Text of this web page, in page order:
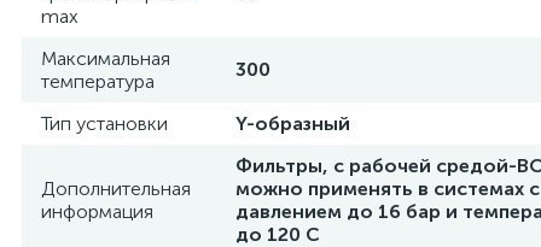
max
Максимальная
температура
300
Тип установки Y-образный
Дополнительная
информация
Фильтры, с рабочей средой-
можно применять в системах с
давлением до 16 бар и
до 120 С